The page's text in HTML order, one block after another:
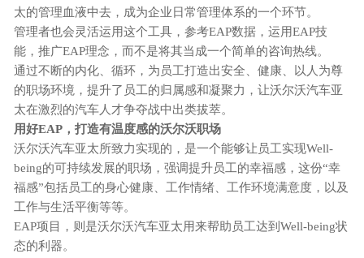
太的管理血液中去，成为企业日常管理体系的一个环节。
管理者也会灵活运用这个工具，参考EAP数据，运用EAP技
能，推广EAP理念，而不是将其当成一个简单的咨询热线。
通过不断的内化、循环，为员工打造出安全、健康、以人为尊
的职场环境，提升了员工的归属感和凝聚力，让沃尔沃汽车亚
太在激烈的汽车人才争夺战中出类拔萃。
用好EAP，打造有温度感的沃尔沃职场
沃尔沃汽车亚太所致力实现的，是一个能够让员工实现Well-
being的可持续发展的职场，强调提升员工的幸福感，这份“幸
福感”包括员工的身心健康、工作情绪、工作环境满意度，以及
工作与生活平衡等等。
EAP项目，则是沃尔沃汽车亚太用来帮助员工达到Well-being状
态的利器。